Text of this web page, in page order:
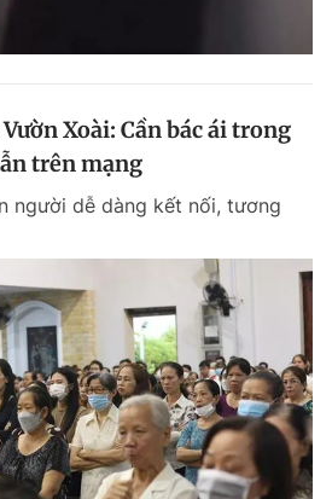
Xoài: Cần bác ái trong
trên mạng
người dễ dàng kết nối, tương